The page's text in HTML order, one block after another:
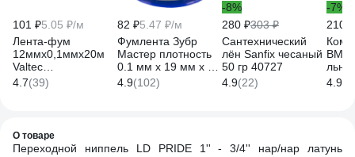
101 ₽5.05 ₽/м
Лента-фум
12ммх0,1ммх20м
Valtec
VT.PTFE.0.121020
74786
4.7(39)
82 ₽5.47 ₽/м
Фумлента Зубр
Мастер плотность
0.1 мм х 19 мм х 15
м 12373-19-025
4.9(102)
-8%
280 ₽303 ₽
Сантехнический
лён Sanfix чесаный
50 гр 40727
4.9(22)
-7%
210 ₽
70г
4.9
О товаре
Переходной ниппель LD PRIDE 1'' - 3/4'' нар/нар латунь